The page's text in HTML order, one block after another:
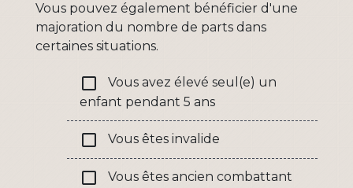
Vous pouvez également bénéficier d'une
majoration du nombre de parts dans
certaines situations.
check_box_outline_blank
Vous avez élevé seul(e) un
enfant pendant 5 ans
check_box_outline_blank Vous êtes invalide
check_box_outline_blank Vous êtes ancien combattant